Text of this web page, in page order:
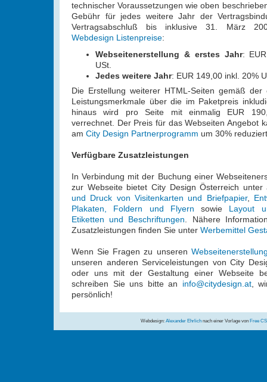
technischer Voraussetzungen wie oben
Gebühr für jedes weitere Jahr der
Vertragsabschluß bis inklusive 31. März
Webdesign Listenpreise:
Webseitenerstellung & erstes Jahr:
USt.
Jedes weitere Jahr: EUR 149,00 inkl. 20%
Die Erstellung weiterer HTML-Seiten gemäß der
Leistungsmerkmale über die im Paketpreis
hinaus wird pro Seite mit einmalig EUR
verrechnet. Der Preis für das Webseiten Angebot
am City Design Partnerprogramm um 30%
Verfügbare Zusatzleistungen
In Verbindung mit der Buchung einer
zur Webseite bietet City Design Österreich
und Druck von Visitenkarten und Briefpapier,
Plakaten, Foldern und Flyern sowie
Layout
Etiketten und Beschriftungen. Nähere
Zusatzleistungen finden Sie unter Werbemittel
Wenn Sie Fragen zu unseren
unseren anderen Serviceleistungen von City
oder uns mit der Gestaltung einer Webseite
schreiben Sie uns bitte an info@citydesign.at,
persönlich!
Webdesign: Alexander Ehrlich nach einer Vorlage von Free